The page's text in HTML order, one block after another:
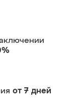
от 7 дней